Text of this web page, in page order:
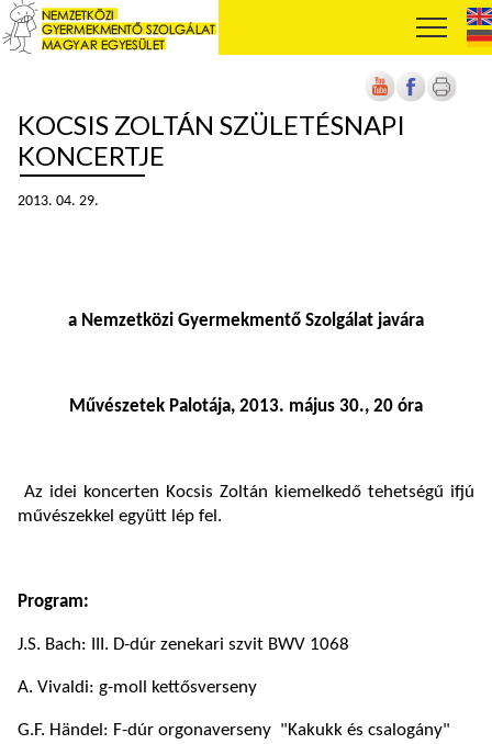
KOCSIS ZOLTÁN SZÜLETÉSNAPI
KONCERTJE
2013. 04. 29.
a Nemzetközi Gyermekmentő Szolgálat javára
Művészetek Palotája, 2013. május 30., 20 óra
Az idei koncerten Kocsis Zoltán kiemelkedő tehetségű ifjú
művészekkel együtt lép fel.
Program:
J.S. Bach: III. D-dúr zenekari szvit BWV 1068
A. Vivaldi: g-moll kettősverseny
G.F. Händel: F-dúr orgonaverseny "Kakukk és csalogány"